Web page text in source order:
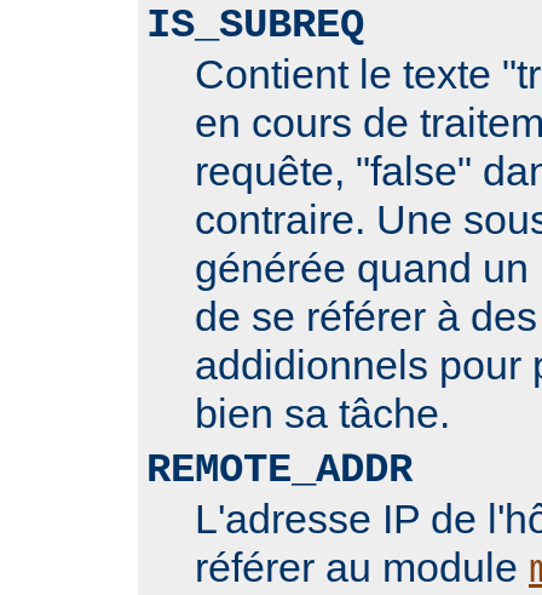
IS_SUBREQ
Contient le texte
en cours de
requête, "false"
contraire. Une
générée quand
de se référer à
addidionnels pour
bien sa tâche.
REMOTE_ADDR
L'adresse IP de
référer au module